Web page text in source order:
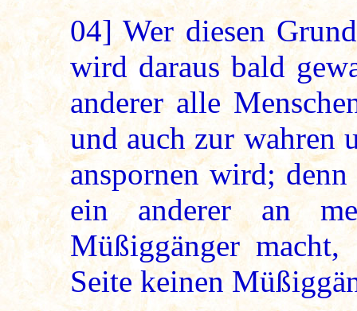
04] Wer diesen
wird daraus bald
anderer alle
und auch zur wahren
anspornen wird;
ein anderer an
Müßiggänger
Seite keinen